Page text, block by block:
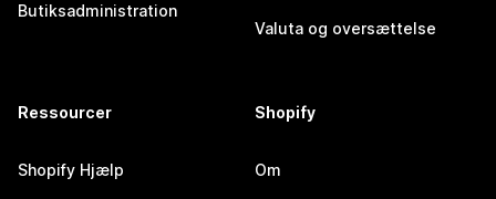
Butiksadministration
Valuta og oversættelse
Ressourcer
Shopify Hjælp
Shopify
Om